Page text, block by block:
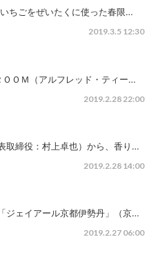
ちごをぜいたくに使った春限…
2019.3.5 12:30
ＯＭ（アルフレッド・ティー…
2019.2.28 22:00
取締役：村上卓也）から、香り…
2019.2.28 14:00
ジェイアール京都伊勢丹」（京…
2019.2.27 06:00